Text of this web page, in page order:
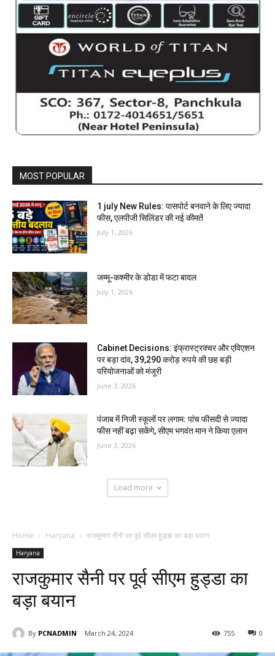
MOST POPULAR
1 july New Rules: पासपोर्ट बनवाने के लिए ज्यादा
फीस, एलपीजी सिलिंडर की नई कीमतें
July 1, 2026
जम्मू-कश्मीर के डोडा में फटा बादल
July 1, 2026
Cabinet Decisions: इंफ्रास्ट्रक्चर और एविएशन
पर बड़ा दांव, 39,290 करोड़ रुपये की छह बड़ी
परियोजनाओं को मंजूरी
June 3, 2026
पंजाब में निजी स्कूलों पर लगाम: पांच फीसदी से ज्यादा
फीस नहीं बढ़ा सकेंगे, सीएम भगवंत मान ने किया एलान
June 3, 2026
Load more